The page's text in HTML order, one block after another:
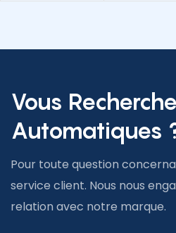
Vous
Automatiques
Pour toute question
service client. Nous nous
relation avec notre marque.